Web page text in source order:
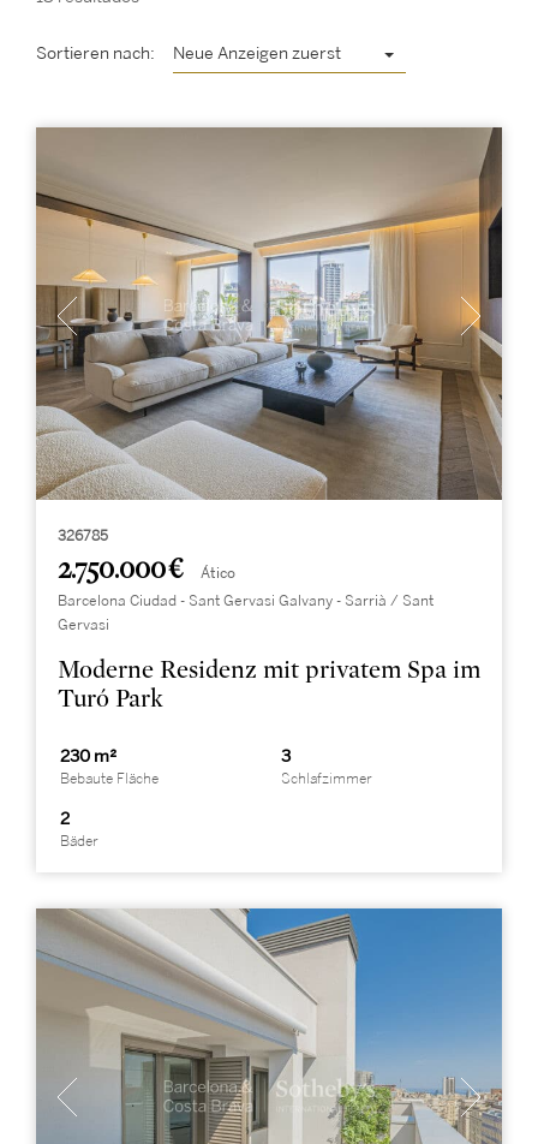
Sortieren nach: Neue Anzeigen zuerst
326785
2.750.000 € Ático
Barcelona Ciudad - Sant Gervasi Galvany - Sarrià / Sant
Gervasi
Moderne Residenz mit privatem Spa im
Turó Park
230 m²
Bebaute Fläche
3
Schlafzimmer
2
Bäder